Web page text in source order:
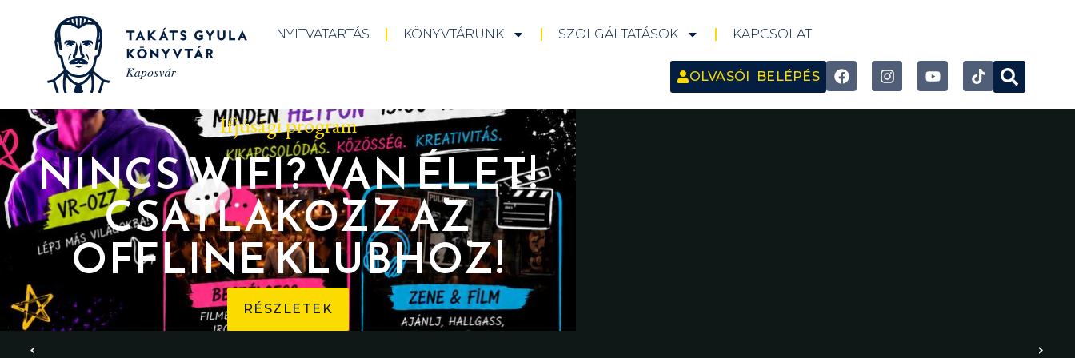
NYITVATARTÁS KÖNYVTÁRUNK SZOLGÁLTATÁSOK KAPCSOLAT
OLVASÓI BELÉPÉS
Ifjúsági program
NINCS WIFI? VAN ÉLET!
CSATLAKOZZ AZ
OFFLINE KLUBHOZ!
RÉSZLETEK
‹ ›